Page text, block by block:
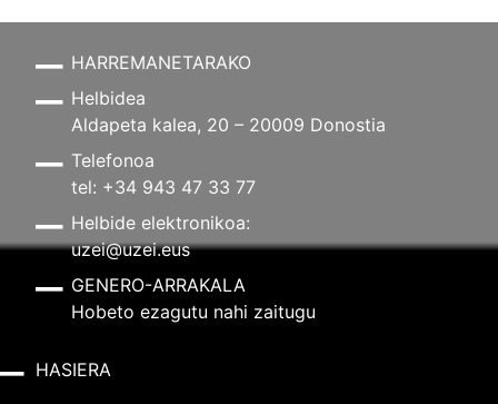
HARREMANETARAKO
Helbidea
Aldapeta kalea, 20 – 20009 Donostia
Telefonoa
tel: +34 943 47 33 77
Helbide elektronikoa:
uzei@uzei.eus
GENERO-ARRAKALA
Hobeto ezagutu nahi zaitugu
HASIERA